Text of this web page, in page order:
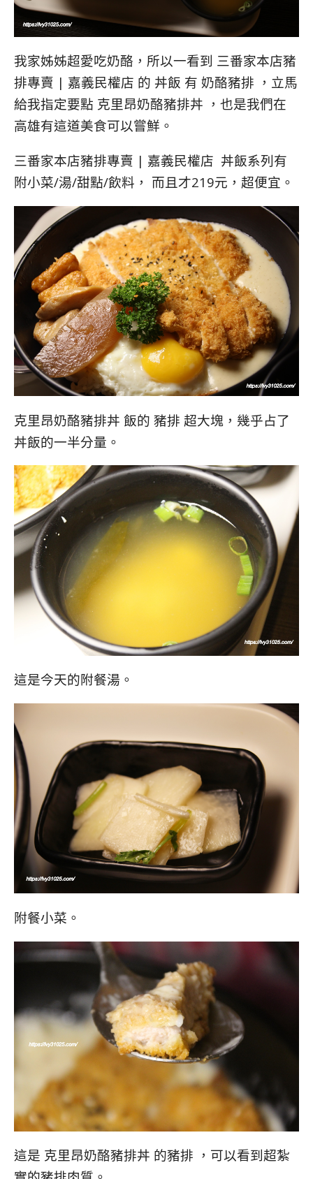
我家姊姊超愛吃奶酪，所以一看到 三番家本店豬
排專賣 | 嘉義民權店 的 丼飯 有 奶酪豬排 ，立馬
給我指定要點 克里昂奶酪豬排丼 ，也是我們在
高雄有這道美食可以嘗鮮。
三番家本店豬排專賣 | 嘉義民權店 丼飯系列有
附小菜/湯/甜點/飲料， 而且才219元，超便宜。
克里昂奶酪豬排丼 飯的 豬排 超大塊，幾乎占了
丼飯的一半分量。
這是今天的附餐湯。
附餐小菜。
這是 克里昂奶酪豬排丼 的豬排 ，可以看到超紮